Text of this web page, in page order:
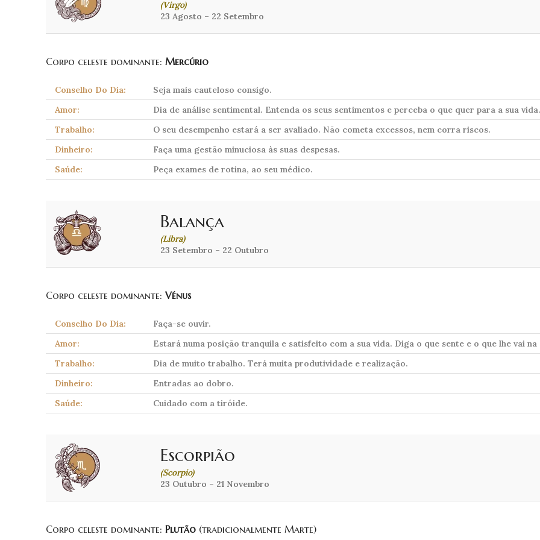
(Virgo)
23 Agosto – 22 Setembro
Corpo celeste dominante: Mercúrio
Conselho Do Dia:
Seja mais cauteloso consigo.
Amor:
Dia de análise sentimental. Entenda os seus sentimentos e perceba o que quer para a sua vida.
Trabalho:
O seu desempenho estará a ser avaliado. Não cometa excessos, nem corra riscos.
Dinheiro:
Faça uma gestão minuciosa às suas despesas.
Saúde:
Peça exames de rotina, ao seu médico.
Balança
(Libra)
23 Setembro – 22 Outubro
Corpo celeste dominante: Vénus
Conselho Do Dia:
Faça-se ouvir.
Amor:
Estará numa posição tranquila e satisfeito com a sua vida. Diga o que sente e o que lhe vai na
Trabalho:
Dia de muito trabalho. Terá muita produtividade e realização.
Dinheiro:
Entradas ao dobro.
Saúde:
Cuidado com a tiróide.
Escorpião
(Scorpio)
23 Outubro – 21 Novembro
Corpo celeste dominante: Plutão (tradicionalmente Marte)